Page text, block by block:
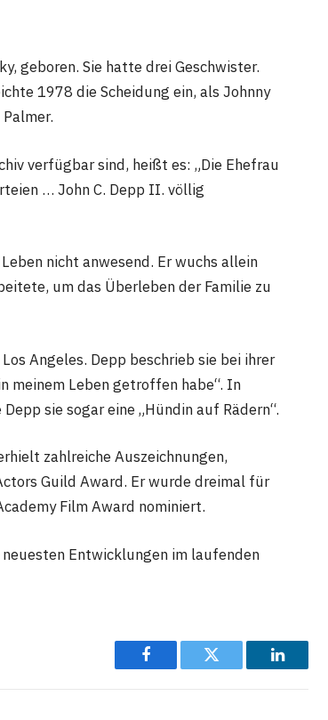
geboren. Sie hatte drei Geschwister.
1978 die Scheidung ein, als Johnny
verfügbar sind, heißt es: „Die Ehefrau
… John C. Depp II. völlig
nicht anwesend. Er wuchs allein
um das Überleben der Familie zu
Angeles. Depp beschrieb sie bei ihrer
meinem Leben getroffen habe“. In
sie sogar eine „Hündin auf Rädern“.
zahlreiche Auszeichnungen,
Guild Award. Er wurde dreimal für
Film Award nominiert.
Entwicklungen im laufenden
Facebook Twitter LinkedIn